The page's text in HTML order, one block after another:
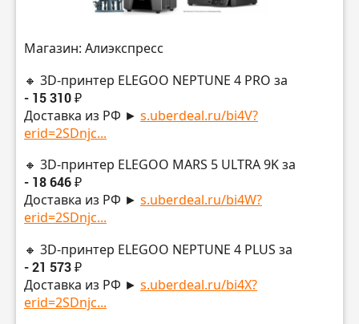
Магазин: Алиэкспресс
🔸 3D-принтер ELEGOO NEPTUNE 4 PRO за
- 15 310 ₽
Доставка из РФ ► s.uberdeal.ru/bi4V?
erid=2SDnjc...
🔸 3D-принтер ELEGOO MARS 5 ULTRA 9K за
- 18 646 ₽
Доставка из РФ ► s.uberdeal.ru/bi4W?
erid=2SDnjc...
🔸 3D-принтер ELEGOO NEPTUNE 4 PLUS за
- 21 573 ₽
Доставка из РФ ► s.uberdeal.ru/bi4X?
erid=2SDnjc...